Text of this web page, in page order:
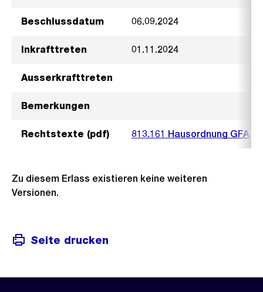
Beschlussdatum 06.09.2024
Inkrafttreten 01.11.2024
Ausserkrafttreten
Bemerkungen
Rechtstexte (pdf) 813.161 Hausordnung GFA
Zu diesem Erlass existieren keine weiteren
Versionen.
Seite drucken